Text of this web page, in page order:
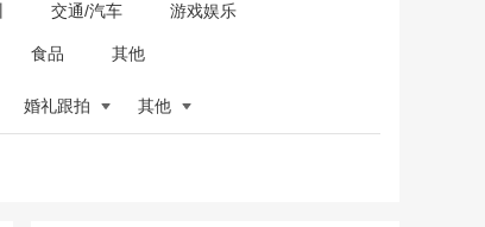
交通/汽车 游戏娱乐
食品 其他
婚礼跟拍 其他